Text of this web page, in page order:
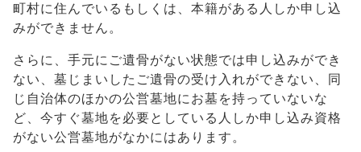
町村に住んでいるもしくは、本籍がある人しか申し込
みができません。
さらに、手元にご遺骨がない状態では申し込みができ
ない、墓じまいしたご遺骨の受け入れができない、同
じ自治体のほかの公営墓地にお墓を持っていないな
ど、今すぐ墓地を必要としている人しか申し込み資格
がない公営墓地がなかにはあります。